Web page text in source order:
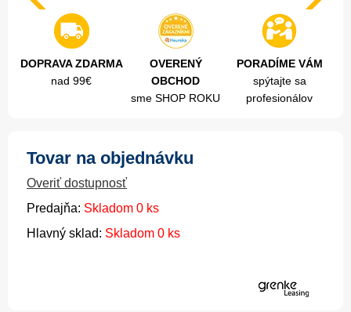
DOPRAVA ZDARMA
nad 99€
OVERENÝ
OBCHOD
sme SHOP ROKU
PORADÍME VÁM
spýtajte sa
profesionálov
Tovar na objednávku
Overiť dostupnosť
Predajňa: Skladom 0 ks
Hlavný sklad: Skladom 0 ks